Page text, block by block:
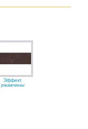
Эффект
ржавчины